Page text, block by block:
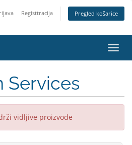
Registtracija Pregled košarice
Services
vidljive proizvode